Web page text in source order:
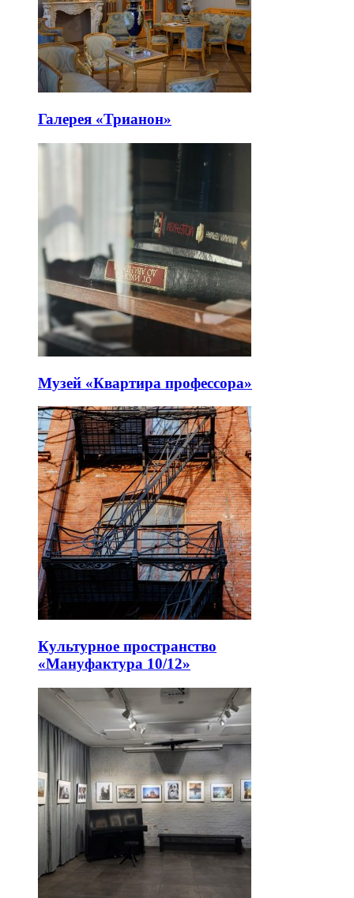
Галерея «Трианон»
Музей «Квартира профессора»
Культурное пространство
«Мануфактура 10/12»